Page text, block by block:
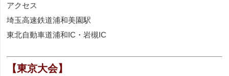
アクセス
埼玉高速鉄道浦和美園駅
東北自動車道浦和IC・岩槻IC
【東京大会】